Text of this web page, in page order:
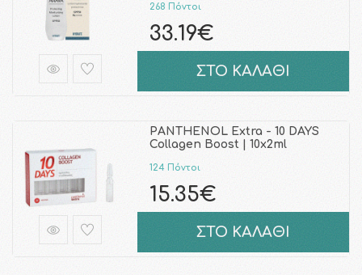
268 Πόντοι
33.19€
ΣΤΟ ΚΑΛΑΘΙ
PANTHENOL Extra - 10 DAYS
Collagen Boost | 10x2ml
124 Πόντοι
15.35€
ΣΤΟ ΚΑΛΑΘΙ